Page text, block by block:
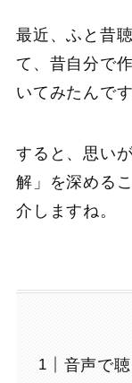
最近、ふと昔
て、昔自分で
いてみたんです
すると、思い
解」を深める
介しますね。
音声で